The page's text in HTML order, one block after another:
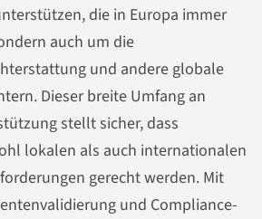
die in Europa immer
auch um die
und andere globale
Dieser breite Umfang an
stellt sicher, dass
lokalen als auch internationalen
gerecht werden. Mit
und Compliance-